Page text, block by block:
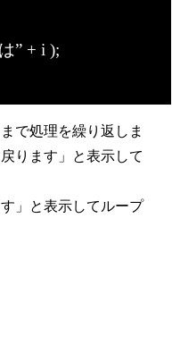
” + i );
で処理を繰り返しま
ります」と表示して
」と表示してループ